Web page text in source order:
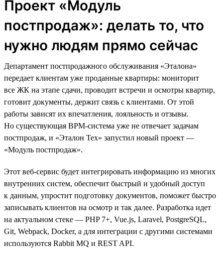
Проект «Модуль
постпродаж»: делать то, что
нужно людям прямо сейчас
Департамент постпродажного обслуживания «Эталона»
передает клиентам уже проданные квартиры: мониторит
все ЖК на этапе сдачи, проводит встречи и осмотры квартир,
готовит документы, держит связь с клиентами. От этой
работы зависят их впечатления, лояльность и отзывы.
Но существующая BPM-система уже не отвечает задачам
постпродаж, и «Эталон Тех» запустил новый проект —
«Модуль постпродаж».
Этот веб-сервис будет интегрировать информацию из многих
внутренних систем, обеспечит быстрый и удобный доступ
к данным, упростит подготовку документов, поможет быстро
записывать клиентов на осмотр и так далее. Разработка идет
на актуальном стеке — PHP 7+, Vue.js, Laravel, PostgreSQL,
Git, Webpack, Docker, а для интеграции с другими системами
используются Rabbit MQ и REST API.